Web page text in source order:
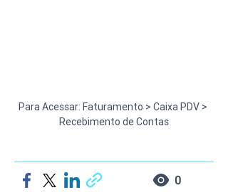
Para Acessar: Faturamento > Caixa PDV >
Recebimento de Contas
0